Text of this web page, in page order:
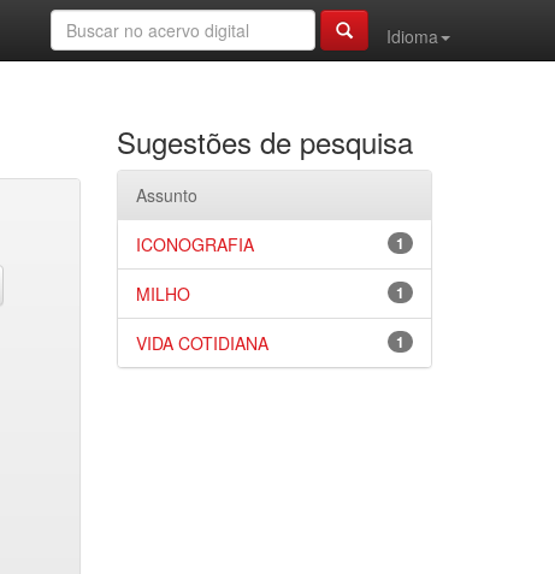
Idioma
Sugestões de pesquisa
Assunto
1
ICONOGRAFIA
1
MILHO
1
VIDA COTIDIANA